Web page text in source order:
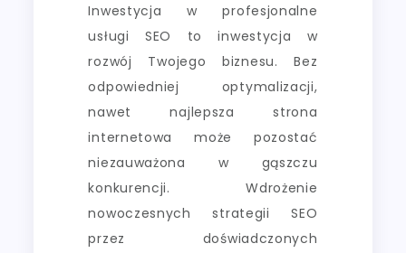
Inwestycja w profesjonalne
usługi SEO to inwestycja w
rozwój Twojego biznesu. Bez
odpowiedniej optymalizacji,
nawet najlepsza strona
internetowa może pozostać
niezauważona w gąszczu
konkurencji. Wdrożenie
nowoczesnych strategii SEO
przez doświadczonych